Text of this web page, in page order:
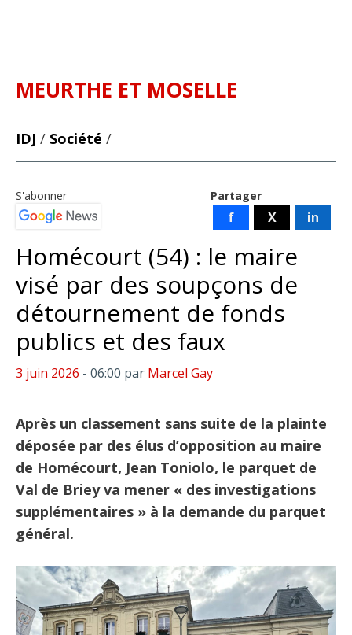
MEURTHE ET MOSELLE
IDJ / Société /
Partager
f X in
S'abonner
Homécourt (54) : le maire
visé par des soupçons de
détournement de fonds
publics et des faux
3 juin 2026 - 06:00 par Marcel Gay
Après un classement sans suite de la plainte
déposée par des élus d’opposition au maire
de Homécourt, Jean Toniolo, le parquet de
Val de Briey va mener « des investigations
supplémentaires » à la demande du parquet
général.